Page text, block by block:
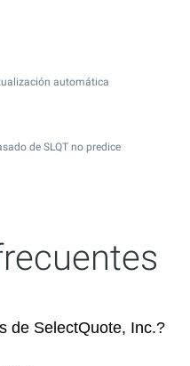
automática
de SLQT no predice
de SelectQuote, Inc.?